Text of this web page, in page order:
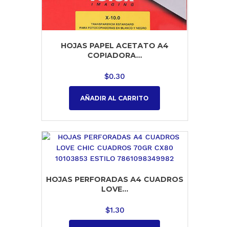
HOJAS PAPEL ACETATO A4
COPIADORA...
$0.30
AÑADIR AL CARRITO
HOJAS PERFORADAS A4 CUADROS
LOVE...
$1.30